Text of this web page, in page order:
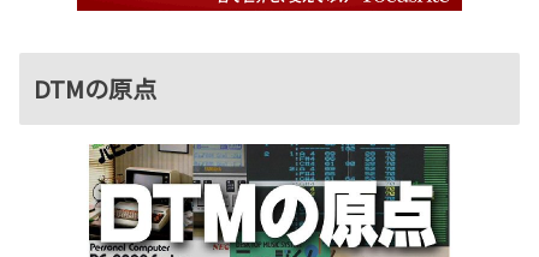
DTMの原点